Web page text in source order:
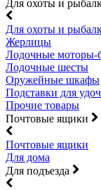
Для охоты и
Для охоты и
Жерлицы
Лодочные моторы-
Лодочные шесты
Оружейные шкафы
Подставки для
Прочие товары
Почтовые ящики
Почтовые ящики
Для дома
Для подъезда